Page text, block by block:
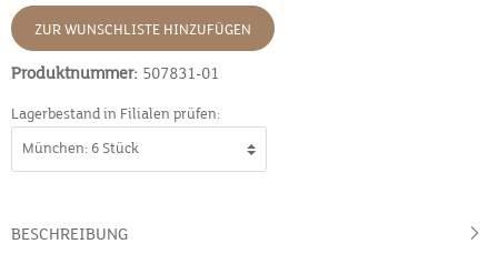
ZUR WUNSCHLISTE HINZUFÜGEN
Produktnummer: 507831-01
Lagerbestand in Filialen prüfen:
BESCHREIBUNG